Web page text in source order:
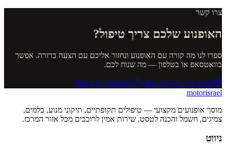
צרו קשר
האופנוע שלכם צריך טיפול?
ספרו לנו מה קורה עם האופנוע ונחזור אליכם עם הצעה ברורה. אפשר
בוואטסאפ או בטלפון — מה שנוח לכם.
שלחו הודעת וואטסאפ חייגו 050-479-9460
motorisrael
מוסך אופנועים מקצועי — טיפולים תקופתיים, תיקוני מנוע, בלמים,
צמיגים, חשמל והכנה לטסט. שירות אמין לרוכבים מכל אזור המרכז.
ניווט